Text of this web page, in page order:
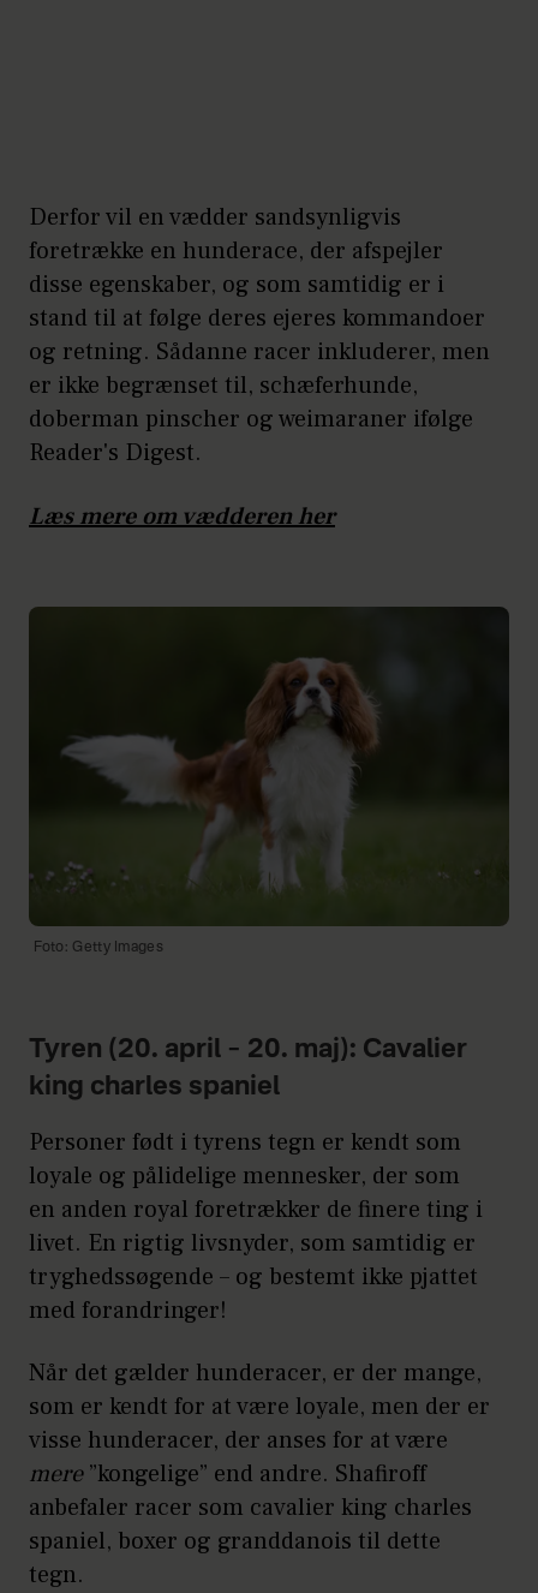
Derfor vil en vædder sandsynligvis
foretrække en hunderace, der afspejler
disse egenskaber, og som samtidig er i
stand til at følge deres ejeres kommandoer
og retning. Sådanne racer inkluderer, men
er ikke begrænset til, schæferhunde,
doberman pinscher og weimaraner ifølge
Reader's Digest.
Læs mere om vædderen her
Foto: Getty Images
Tyren (20. april – 20. maj): Cavalier
king charles spaniel
Personer født i tyrens tegn er kendt som
loyale og pålidelige mennesker, der som
en anden royal foretrækker de finere ting i
livet. En rigtig livsnyder, som samtidig er
tryghedssøgende – og bestemt ikke pjattet
med forandringer!
Når det gælder hunderacer, er der mange,
som er kendt for at være loyale, men der er
visse hunderacer, der anses for at være
mere”kongelige” end andre. Shafiroff
anbefaler racer som cavalier king charles
spaniel, boxer og granddanois til dette
tegn.